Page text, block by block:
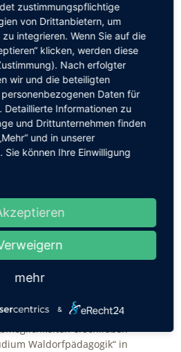
ergibt sich zum einen
Nachfrage nach Plätzen
zum anderen aus der
Viertel der Waldorflehrer in
das Pensionsalter
zurzeit rund 8.000
in Deutschland
Kampagne, die 2009
der Bund der Freien
für den Beruf des
und Studierende, die
Fachstudium die
als Weiterbildung
die ein
Hochschule
erschließen
Waldorfpädagogik“ in
zustimmungspflichtige
von Drittanbietern, um
integrieren. Wenn Sie auf die
klicken, werden diese
Nach erfolgter
wir und die beteiligten
Daten für
Detaillierte Informationen zu
und Drittunternehmen finden
und in unserer
können Ihre Einwilligung
mehr
&